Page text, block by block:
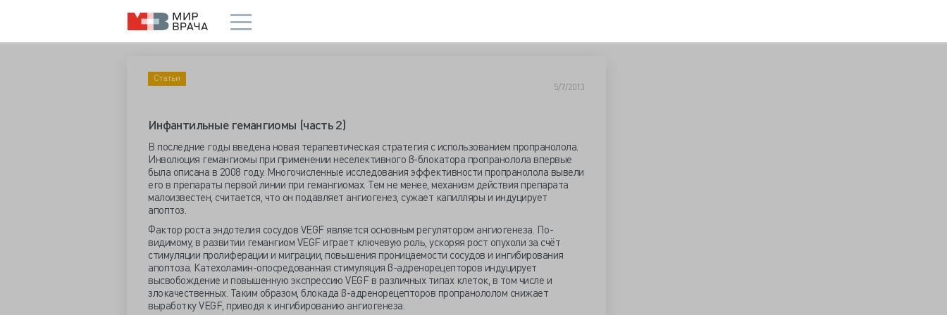
Статьи
5/7/2013
Инфантильные гемангиомы (часть 2)
В последние годы введена новая терапевтическая стратегия с использованием пропранолола.
Инволюция гемангиомы при применении неселективного β-блокатора пропранолола впервые
была описана в 2008 году. Многочисленные исследования эффективности пропранолола вывели
его в препараты первой линии при гемангиомах. Тем не менее, механизм действия препарата
малоизвестен, считается, что он подавляет ангиогенез, сужает капилляры и индуцирует
апоптоз.
Фактор роста эндотелия сосудов VEGF является основным регулятором ангиогенеза. По-
видимому, в развитии гемангиом VEGF играет ключевую роль, ускоряя рост опухоли за счёт
стимуляции пролиферации и миграции, повышения проницаемости сосудов и ингибирования
апоптоза. Катехоламин-опосредованная стимуляция β-адренорецепторов индуцирует
высвобождение и повышенную экспрессию VEGF в различных типах клеток, в том числе и
злокачественных. Таким образом, блокада β-адренорецепторов пропранололом снижает
выработку VEGF, приводя к ингибированию ангиогенеза.